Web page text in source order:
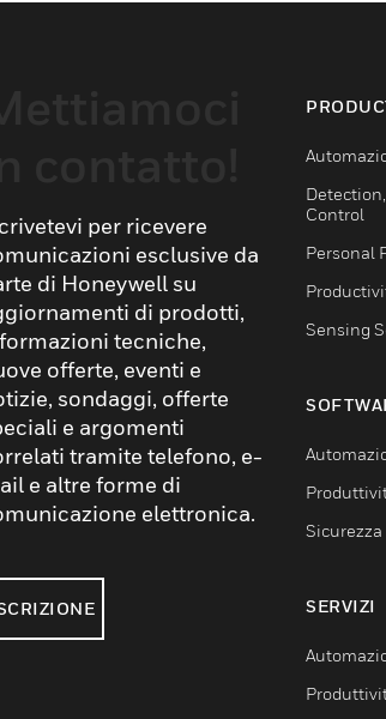
per ricevere
esclusive da
di Honeywell su
di prodotti,
tecniche,
offerte, eventi e
sondaggi, offerte
e argomenti
tramite telefono, e-
e altre forme di
elettronica.
Control
Personal
Sensing
Sicurezza
SERVIZI